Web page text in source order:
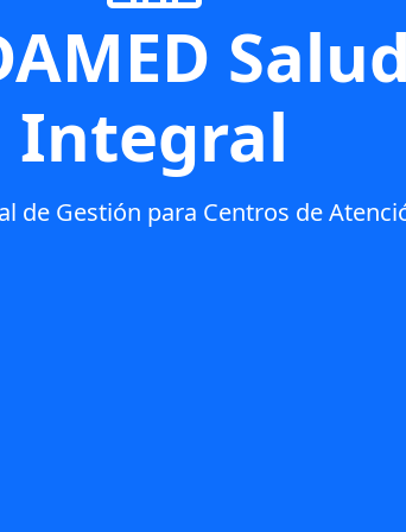
Salud
Integral
de Gestión para Centros de